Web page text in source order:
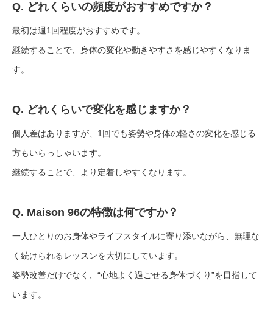
Q. どれくらいの頻度がおすすめですか？
最初は週1回程度がおすすめです。
継続することで、身体の変化や動きやすさを感じやすくなりま
す。
Q. どれくらいで変化を感じますか？
個人差はありますが、1回でも姿勢や身体の軽さの変化を感じる
方もいらっしゃいます。
継続することで、より定着しやすくなります。
Q. Maison 96の特徴は何ですか？
一人ひとりのお身体やライフスタイルに寄り添いながら、無理な
く続けられるレッスンを大切にしています。
姿勢改善だけでなく、“心地よく過ごせる身体づくり”を目指して
います。